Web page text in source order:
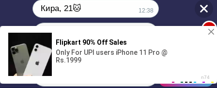
01/07
00:00
Кира, 21🐱 12:38
Поиграешь со мной? 💖🐾 1